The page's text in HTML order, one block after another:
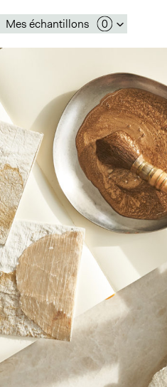
Mes échantillons